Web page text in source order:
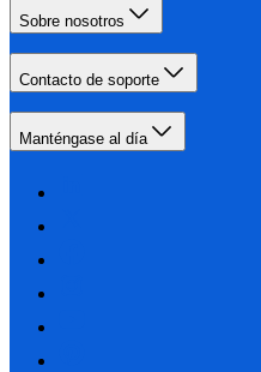
Sobre nosotros
Contacto de soporte
Manténgase al día